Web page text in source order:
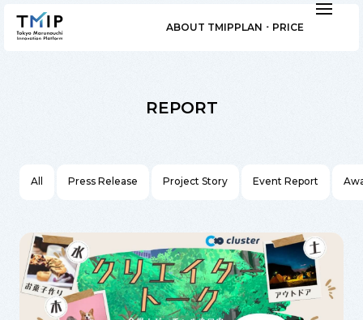
ABOUT TMIPPLAN ･ PRICE
REPORT
All Press Release Project Story Event Report